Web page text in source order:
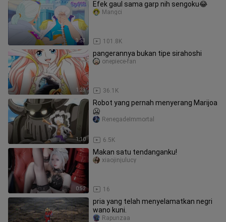
3:53
Efek gaul sama garp nih sengoku😂
101.8K
Mangci
1:23
pangerannya bukan tipe sirahoshi
36.1K
onepiece-fan
1:10
Robot yang pernah menyerang Marijoa
🥶
6.5K
RenegadeImmortal
0:52
Makan satu tendanganku!
16
xiaojinjulucy
pria yang telah menyelamatkan negri
wano kuni.
Rapunzaa